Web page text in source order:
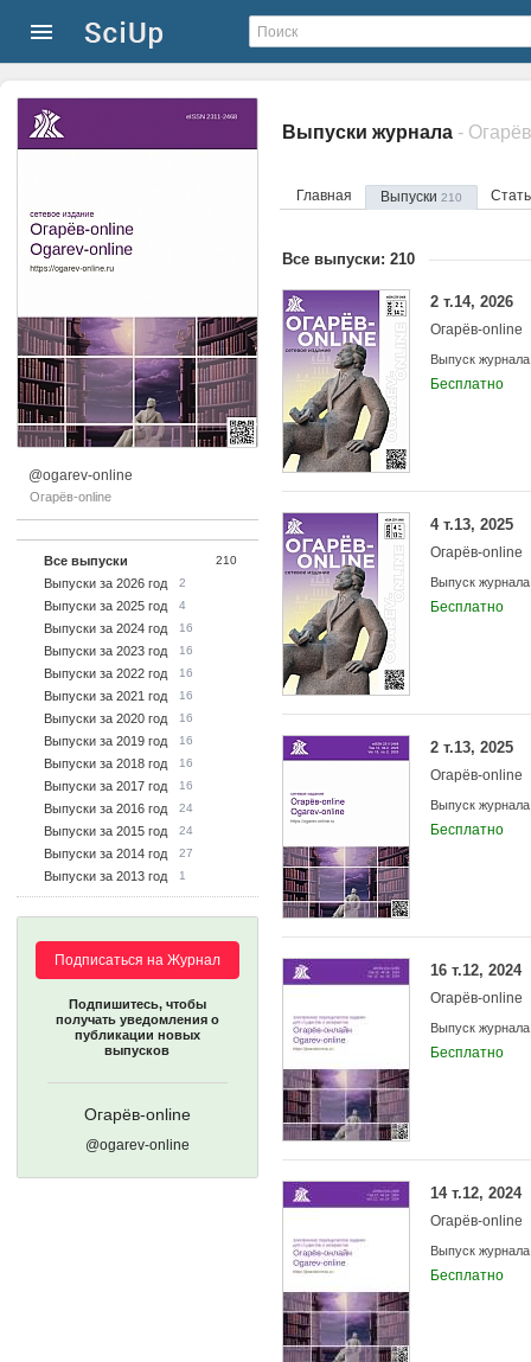
@ogarev-online
Огарёв-online
Все выпуски 210
Выпуски за 2026 год 2
Выпуски за 2025 год 4
Выпуски за 2024 год 16
Выпуски за 2023 год 16
Выпуски за 2022 год 16
Выпуски за 2021 год 16
Выпуски за 2020 год 16
Выпуски за 2019 год 16
Выпуски за 2018 год 16
Выпуски за 2017 год 16
Выпуски за 2016 год 24
Выпуски за 2015 год 24
Выпуски за 2014 год 27
Выпуски за 2013 год 1
Подписаться на Журнал
Подпишитесь, чтобы
получать уведомления о
публикации новых
выпусков
Огарёв-online
@ogarev-online
Выпуски журнала -
Главная Выпуски 210
Все выпуски: 210
2 т.14, 2026
Огарёв-online
Выпуск журнала
Бесплатно
4 т.13, 2025
Огарёв-online
Выпуск журнала
Бесплатно
2 т.13, 2025
Огарёв-online
Выпуск журнала
Бесплатно
16 т.12, 2024
Огарёв-online
Выпуск журнала
Бесплатно
14 т.12, 2024
Огарёв-online
Выпуск журнала
Бесплатно